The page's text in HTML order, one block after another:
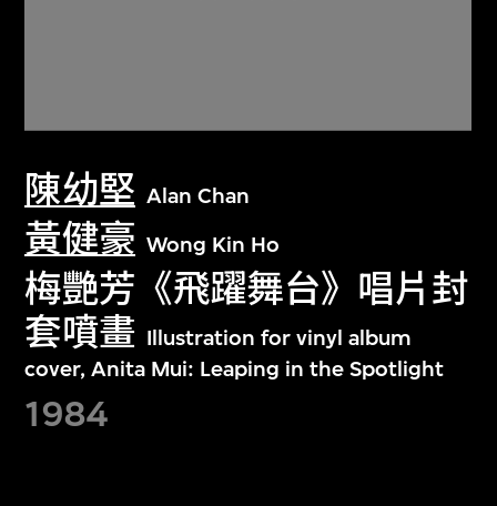
陳幼堅 Alan Chan
黃健豪 Wong Kin Ho
梅艷芳《飛躍舞台》唱片封
套噴畫 Illustration for vinyl album
cover, Anita Mui: Leaping in the Spotlight
1984
關於M+藏品
探索世界頂級的二十及二十一世紀視覺
文化藏品。